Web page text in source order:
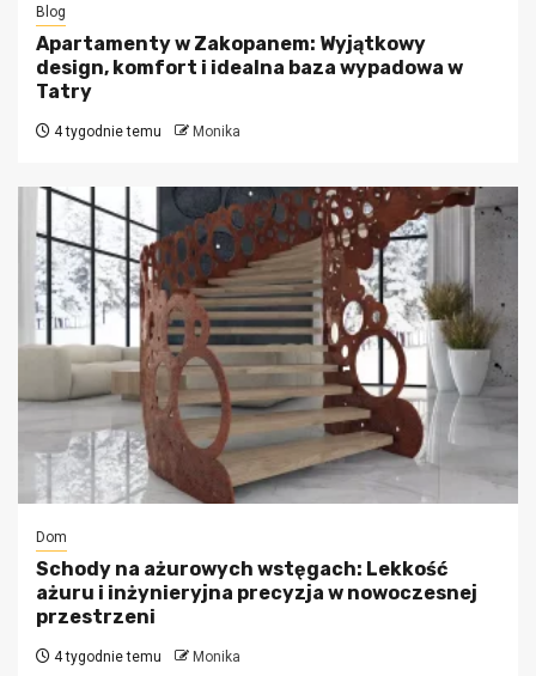
Blog
Apartamenty w Zakopanem: Wyjątkowy
design, komfort i idealna baza wypadowa w
Tatry
4 tygodnie temu Monika
Dom
Schody na ażurowych wstęgach: Lekkość
ażuru i inżynieryjna precyzja w nowoczesnej
przestrzeni
4 tygodnie temu Monika